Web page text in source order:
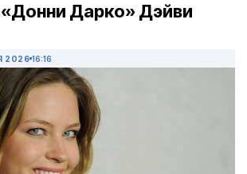
«Донни Дарко» Дэйви
2026 16:16